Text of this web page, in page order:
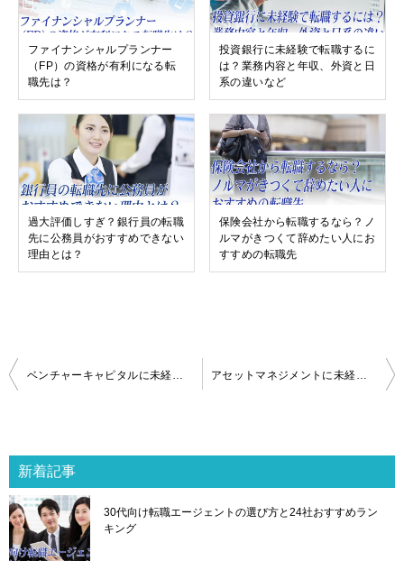
ファイナンシャルプランナー
（FP）の資格が有利になる転
職先は？
投資銀行に未経験で転職するに
は？業務内容と年収、外資と日
系の違いなど
過大評価しすぎ？銀行員の転職
先に公務員がおすすめできない
理由とは？
保険会社から転職するなら？ノ
ルマがきつくて辞めたい人にお
すすめの転職先
投
稿
ゲ
ー
シ
ョ
ン
ベンチャーキャピタルに未経験で転職するには？失敗しない求人の選び方 アセットマネジメントに未経験で転職するには？失敗しない求人の選び方
新着記事
30代向け転職エージェントの選び方と24社おすすめラン
キング